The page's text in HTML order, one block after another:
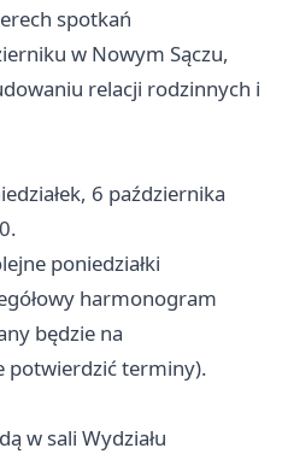
spotkań
w Nowym Sączu,
relacji rodzinnych i
6 października
poniedziałki
harmonogram
będzie na
potwierdzić terminy).
w sali Wydziału